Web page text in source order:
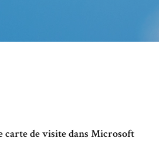
carte de visite dans Microsoft